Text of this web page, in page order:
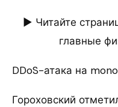
► Читайте
главные
DDoS-атака на
Гороховский